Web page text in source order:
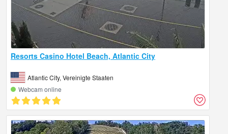
Resorts Casino Hotel Beach, Atlantic City
Atlantic City, Vereinigte Staaten
Webcam online